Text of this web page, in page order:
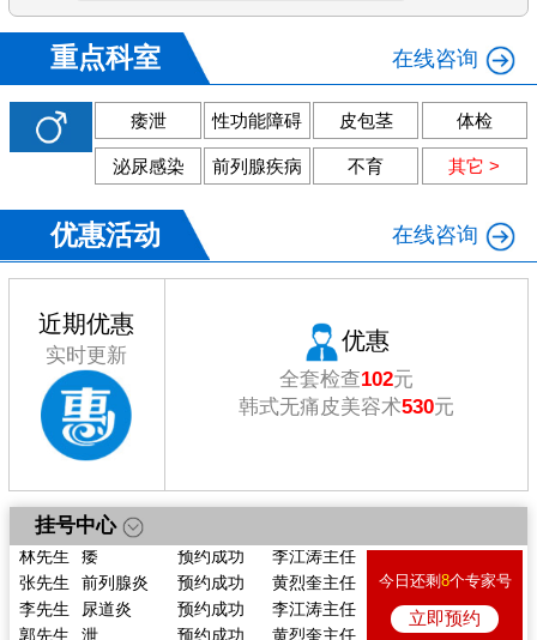
重点科室 在线咨询
痿泄 性功能障碍 皮包茎 体检
泌尿感染 前列腺疾病 不育 其它 >
优惠活动 在线咨询
近期优惠
实时更新
优惠
全套检查102元
韩式无痛皮美容术530元
挂号中心
戴先生 痿 预约成功
陈向东主任
李先生 体检
林先生 痿 预约成功
李江涛主任
张先生
前列腺炎 预约成功
黄烈奎主任
李先生
尿道炎 预约成功
李江涛主任
郭先生
泄 预约成功
黄烈奎主任
今日还剩 8个专家号
立即预约